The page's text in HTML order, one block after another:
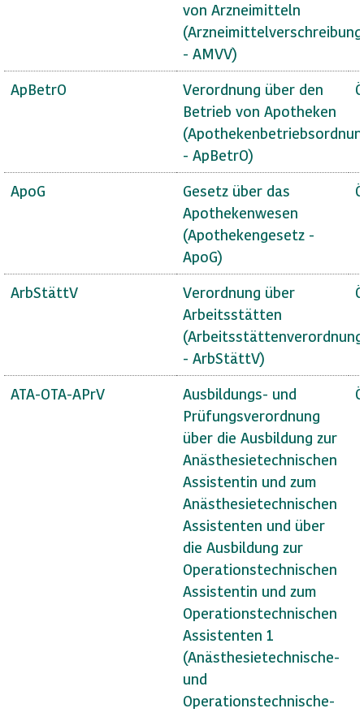
von Arzneimitteln
- AMVV)
ApBetrO
Verordnung über den
Betrieb von Apotheken
- ApBetrO)
ApoG
Gesetz über das
Apothekenwesen
(Apothekengesetz -
ApoG)
ArbStättV
Verordnung über
Arbeitsstätten
(Arbeitsstättenverordnung
- ArbStättV)
ATA-OTA-APrV
Ausbildungs- und
Prüfungsverordnung
über die Ausbildung zur
Anästhesietechnischen
Assistentin und zum
Anästhesietechnischen
Assistenten und über
die Ausbildung zur
Operationstechnischen
Assistentin und zum
Operationstechnischen
Assistenten 1
(Anästhesietechnische-
und
Operationstechnische-